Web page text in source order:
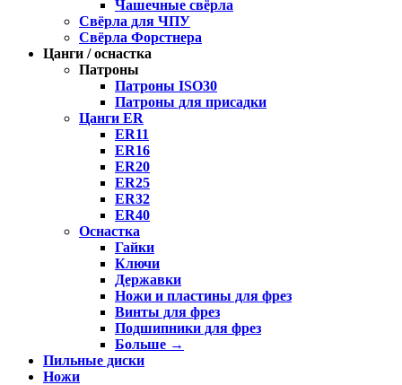
Чашечные свёрла
Свёрла для ЧПУ
Свёрла Форстнера
Цанги / оснастка
Патроны
Патроны ISO30
Патроны для присадки
Цанги ER
ER11
ER16
ER20
ER25
ER32
ER40
Оснастка
Гайки
Ключи
Державки
Ножи и пластины для фрез
Винты для фрез
Подшипники для фрез
Больше →
Пильные диски
Ножи